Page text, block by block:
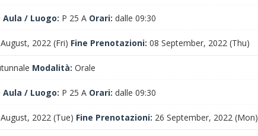
Aula / Luogo: P 25 A Orari: dalle 09:30
2022 (Fri) Fine Prenotazioni: 08 September, 2022 (Thu)
Modalità: Orale
Aula / Luogo: P 25 A Orari: dalle 09:30
2022 (Tue) Fine Prenotazioni: 26 September, 2022 (Mon)